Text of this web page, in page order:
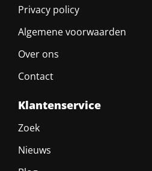
Privacy policy
Algemene voorwaarden
Over ons
Contact
Klantenservice
Zoek
Nieuws